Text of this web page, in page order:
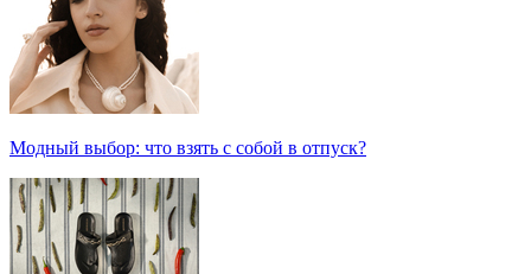
Модный выбор: что взять с собой в отпуск?